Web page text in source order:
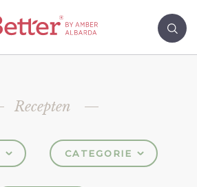
Recepten
CATEGORIE